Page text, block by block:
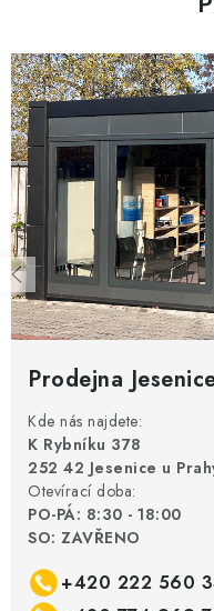
KONFIGURÁTOR
VÝMĚNA AUTOBATERIE
OCHRANA OSOBNÍCH
JAK NA TO S BATTERY.CZ
NÁVODY KE STAŽENÍ
ZPĚTNÝ ODBĚR
Prodejna
Kde nás najdete:
K Rybníku 378
252 42 Jesenice u
Otevírací doba:
PO-PÁ: 8:30 - 18:00
SO: ZAVŘENO
+420 222 560